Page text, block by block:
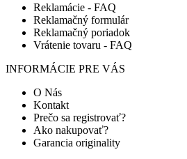
Reklamácie - FAQ
Reklamačný formulár
Reklamačný poriadok
Vrátenie tovaru - FAQ
INFORMÁCIE PRE VÁS
O Nás
Kontakt
Prečo sa registrovať?
Ako nakupovať?
Garancia originality